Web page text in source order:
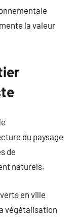
la valeur
du paysage
de
naturels.
en ville
végétalisation